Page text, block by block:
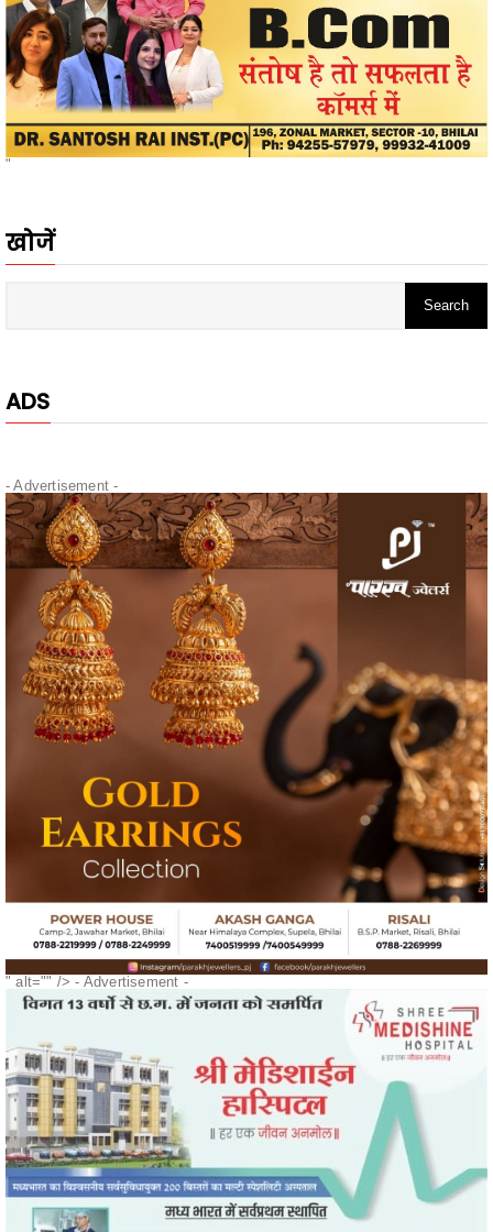
"
खोजें
ADS
- Advertisement -
" alt="" />- Advertisement -